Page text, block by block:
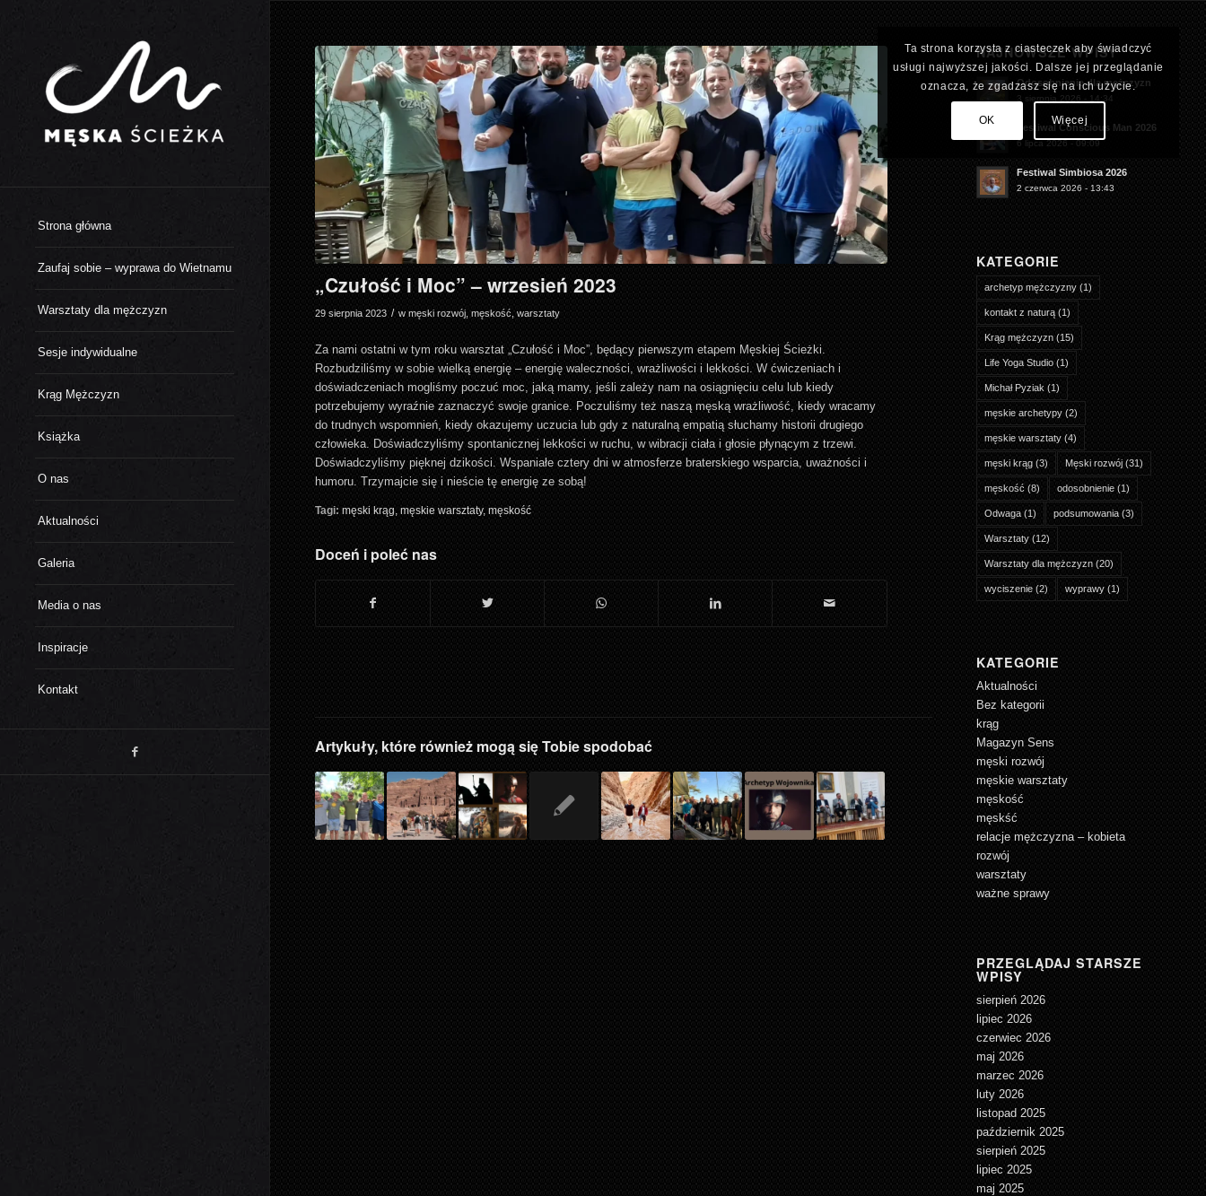
Strona główna
Zaufaj sobie – wyprawa do Wietnamu
Warsztaty dla mężczyzn
Sesje indywidualne
Krąg Mężczyzn
Książka
O nas
Aktualności
Galeria
Media o nas
Inspiracje
Kontakt
„Czułość i Moc” – wrzesień 2023
29 sierpnia 2023 / w męski rozwój męskość warsztaty
Za nami ostatni w tym roku warsztat „Czułość i Moc”, będący pierwszym etapem Męskiej Ścieżki.
Rozbudziliśmy w sobie wielką energię – energię waleczności, wrażliwości i lekkości. W ćwiczeniach i
doświadczeniach mogliśmy poczuć moc, jaką mamy, jeśli zależy nam na osiągnięciu celu lub kiedy
potrzebujemy wyraźnie zaznaczyć swoje granice. Poczuliśmy też naszą męską wrażliwość, kiedy wracamy
do trudnych wspomnień, kiedy okazujemy uczucia lub gdy z naturalną empatią słuchamy historii drugiego
człowieka. Doświadczyliśmy spontanicznej lekkości w ruchu, w wibracji ciała i głosie płynącym z trzewi.
Doświadczyliśmy pięknej dzikości. Wspaniałe cztery dni w atmosferze braterskiego wsparcia, uważności i
humoru. Trzymajcie się i nieście tę energię ze sobą!
Tagi: męski krąg męskie warsztaty, męskość
Doceń i poleć nas
Artykuły, które również mogą się Tobie spodobać
NAJNOWSZE WPISY
Odosobnienie dla mężczyzn
3 sierpnia 2026 - 14:34
Festiwal Conscious Man 2026
6 lipca 2026 - 09:09
Festiwal Simbiosa 2026
2 czerwca 2026 - 13:43
KATEGORIE
archetyp mężczyzny (1)
kontakt z naturą (1)
Krąg mężczyzn (15)
Life Yoga Studio (1)
Michał Pyziak (1)
męskie archetypy (2)
męskie warsztaty (4)
męski krąg (3) Męski rozwój (31)
męskość (8) odosobnienie (1)
Odwaga (1) podsumowania (3)
Warsztaty (12)
Warsztaty dla mężczyzn (20)
wyciszenie (2) wyprawy (1)
KATEGORIE
Aktualności
Bez kategorii
krąg
Magazyn Sens
męski rozwój
męskie warsztaty
męskość
męskść
relacje mężczyzna – kobieta
rozwój
warsztaty
ważne sprawy
PRZEGLĄDAJ STARSZE
WPISY
sierpień 2026
lipiec 2026
czerwiec 2026
maj 2026
marzec 2026
luty 2026
listopad 2025
październik 2025
sierpień 2025
lipiec 2025
maj 2025
Ta strona korzysta z ciasteczek aby świadczyć
usługi najwyższej jakości. Dalsze jej przeglądanie
oznacza, że zgadzasz się na ich użycie.
OK Więcej